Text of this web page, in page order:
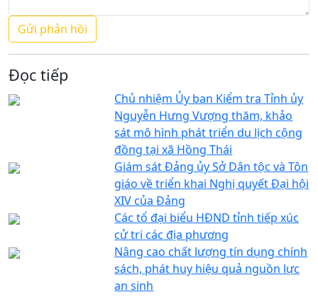
Đọc tiếp
Chủ nhiệm Ủy ban Kiểm tra Tỉnh ủy
Nguyễn Hưng Vượng thăm, khảo
sát mô hình phát triển du lịch cộng
đồng tại xã Hồng Thái
Giám sát Đảng ủy Sở Dân tộc và Tôn
giáo về triển khai Nghị quyết Đại hội
XIV của Đảng
Các tổ đại biểu HĐND tỉnh tiếp xúc
cử tri các địa phương
Nâng cao chất lượng tín dụng chính
sách, phát huy hiệu quả nguồn lực
an sinh